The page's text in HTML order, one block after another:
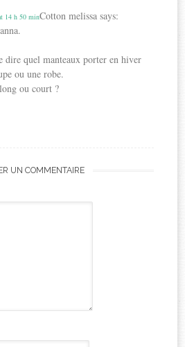
Cotton melissa says:
14 h 50 min
dire quel manteaux porter en hiver
ou une robe.
ou court ?
UN COMMENTAIRE